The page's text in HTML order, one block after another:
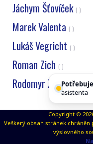
Jáchym Šťovíček ( )
Marek Valenta ( )
Lukáš Vegricht ( )
Roman Zich ( )
Rodomyr Zosimenko(
Copyright ©
Veškerý obsah stránek
výslovného
asistenta